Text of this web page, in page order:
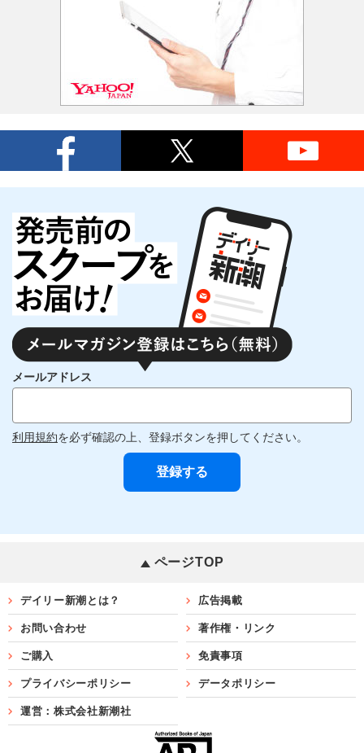
メールアドレス
利用規約を必ず確認の上、登録ボタンを押してください。
ページTOP
デイリー新潮とは？ 広告掲載
お問い合わせ 著作権・リンク
ご購入 免責事項
プライバシーポリシー データポリシー
運営：株式会社新潮社